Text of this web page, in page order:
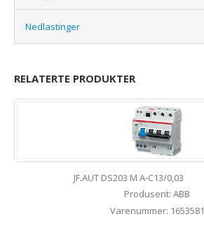
Nedlastinger
RELATERTE PRODUKTER
JF.AUT DS203 M A-C13/0,03
Produsent: ABB
Varenummer: 1653581